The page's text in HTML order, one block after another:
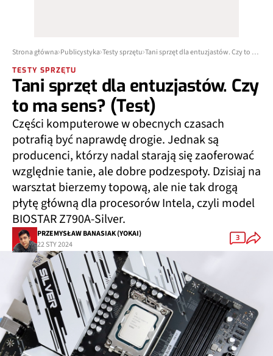
Strona główna Publicystyka Testy sprzętu Tani sprzęt dla entuzjastów. Czy to ma sens? (Test)
TESTY SPRZĘTU
Tani sprzęt dla entuzjastów. Czy
to ma sens? (Test)
Części komputerowe w obecnych czasach
potrafią być naprawdę drogie. Jednak są
producenci, którzy nadal starają się zaoferować
względnie tanie, ale dobre podzespoły. Dzisiaj na
warsztat bierzemy topową, ale nie tak drogą
płytę główną dla procesorów Intela, czyli model
BIOSTAR Z790A-Silver.
PRZEMYSŁAW BANASIAK (YOKAI)
22 STY 2024
3